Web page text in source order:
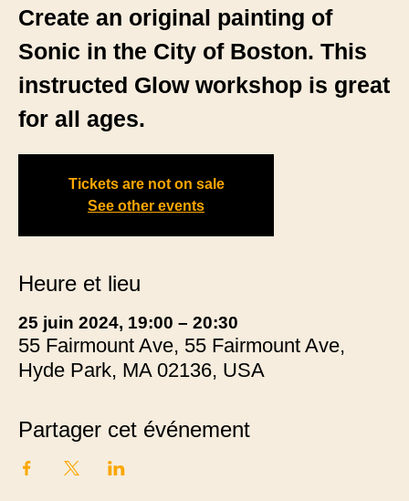
Create an original painting of
Sonic in the City of Boston. This
instructed Glow workshop is great
for all ages.
Tickets are not on sale
See other events
Heure et lieu
25 juin 2024, 19:00 – 20:30
55 Fairmount Ave, 55 Fairmount Ave,
Hyde Park, MA 02136, USA
Partager cet événement